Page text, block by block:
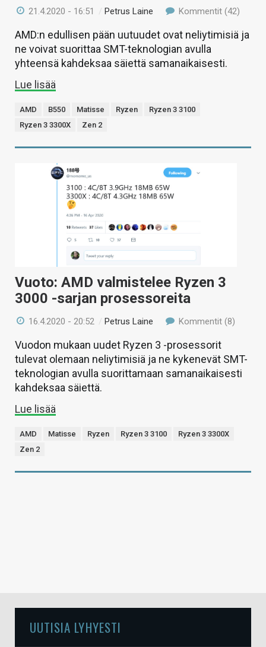
21.4.2020 - 16:51 /Petrus Laine Kommentit (42)
AMD:n edullisen pään uutuudet ovat neliytimisiä ja
ne voivat suorittaa SMT-teknologian avulla
yhteensä kahdeksaa säiettä samanaikaisesti.
Lue lisää
AMD B550 Matisse Ryzen
Ryzen 3 3100
Ryzen 3 3300X
Zen 2
Vuoto: AMD valmistelee Ryzen 3
3000 -sarjan prosessoreita
16.4.2020 - 20:52 /Petrus Laine Kommentit (8)
Vuodon mukaan uudet Ryzen 3 -prosessorit
tulevat olemaan neliytimisiä ja ne kykenevät SMT-
teknologian avulla suorittamaan samanaikaisesti
kahdeksaa säiettä.
Lue lisää
AMD Matisse Ryzen Ryzen 3 3100
Ryzen 3 3300X
Zen 2
UUTISIA LYHYESTI